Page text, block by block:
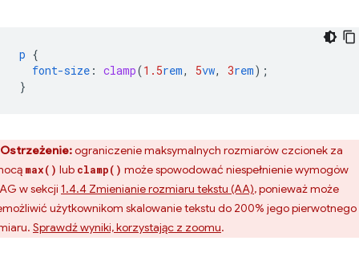
p {
font-size : clamp(1.5rem, 5vw, 3rem);
}
Ostrzeżenie:ograniczenie maksymalnych rozmiarów czcionek za
max() lub clamp() może spowodować niespełnienie wymogów
w sekcji 1.4.4 Zmienianie rozmiaru tekstu (AA), ponieważ może
użytkownikom skalowanie tekstu do 200% jego pierwotnego
Sprawdź wyniki, korzystając z zoomu.